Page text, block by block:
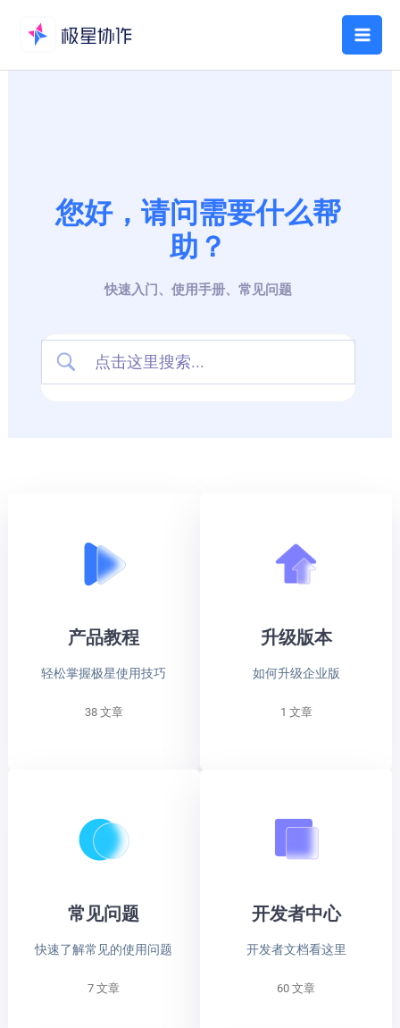
内
您好，请问需要什么帮
助？
快速入门、使用手册、常见问题
产品教程
轻松掌握极星使用技巧
38 文章
升级版本
如何升级企业版
1 文章
常见问题
快速了解常见的使用问题
7 文章
开发者中心
开发者文档看这里
60 文章